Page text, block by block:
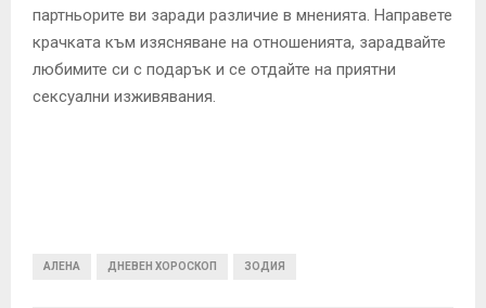
партньорите ви заради различие в мненията. Направете
крачката към изясняване на отношенията, зарадвайте
любимите си с подарък и се отдайте на приятни
сексуални изживявания.
АЛЕНА ДНЕВЕН ХОРОСКОП ЗОДИЯ